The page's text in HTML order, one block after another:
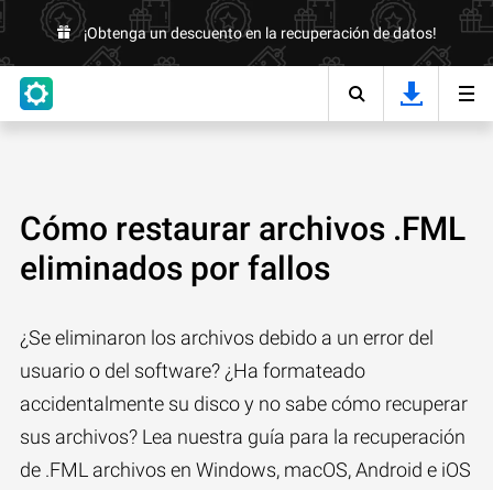
¡Obtenga un descuento en la recuperación de datos!
Cómo restaurar archivos .FML
eliminados por fallos
¿Se eliminaron los archivos debido a un error del
usuario o del software? ¿Ha formateado
accidentalmente su disco y no sabe cómo recuperar
sus archivos? Lea nuestra guía para la recuperación
de .FML archivos en Windows, macOS, Android e iOS